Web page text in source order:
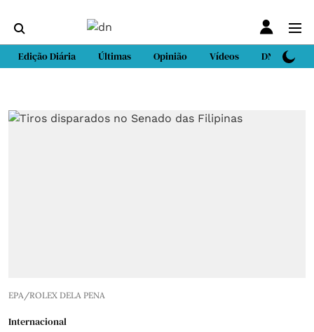
Edição Diária Últimas Opinião Vídeos DN Sport
EPA/ROLEX DELA PENA
Internacional